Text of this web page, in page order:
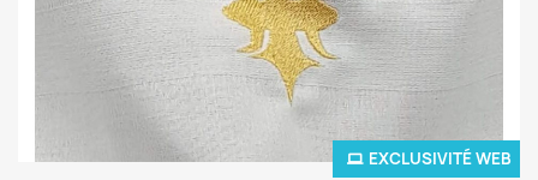
EXCLUSIVITÉ WEB